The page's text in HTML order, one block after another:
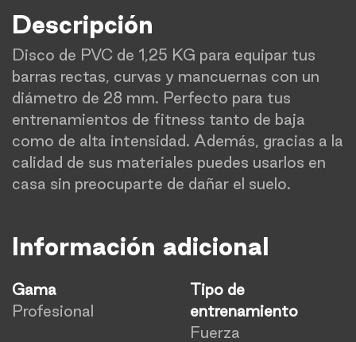
Descripción
Disco de PVC de 1,25 KG para equipar tus
barras rectas, curvas y mancuernas con un
diámetro de 28 mm. Perfecto para tus
entrenamientos de fitness tanto de baja
como de alta intensidad. Además, gracias a la
calidad de sus materiales puedes usarlos en
casa sin preocuparte de dañar el suelo.
Información adicional
Gama
Profesional
Tipo de
entrenamiento
Fuerza